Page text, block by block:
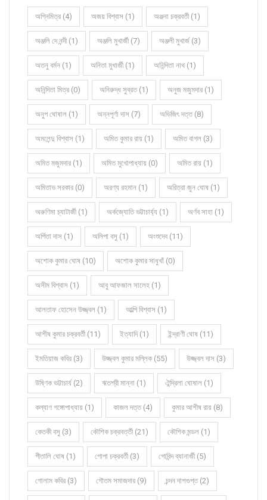
অগ্নিমিত্র (4) অজয় বিশ্বাস (1) অঞ্জনা চক্রবর্তী (1)
অঞ্জলি দে নন্দী (1) অঞ্জলি মুখার্জী (7) অঞ্জলী মুখার্জ (3)
অতনু বর্মন (1) অনিতা মুখার্জী (1) অনিন্দিতা নাথ (1)
অনিন্দিতা মিত্র (0) অনিরুদ্ধ সুব্রত (1) অনুজ মজুমদার (1)
অনুপ ঘোষাল (1) অন্নপূর্ণা দাস (7) অভিজিৎ দত্ত (8)
অমলেন্দু বিশ্বাস (1) অমিত কুমার রায় (1) অমিত বাগল (3)
অমিত মজুমদার (1) অমিত মুখোপাধ্যায় (0) অমিত রায় (1)
অমিতাভ সরকার (0) অরণ্য রহমান (1) অরিত্রা জুন ঘোষ (1)
অরুণিমা চ্যাটার্জী (1) অর্কজ্যোতি ভট্টাচার্য্য (1) অর্ণব সাহা (1)
অর্পিতা দাস (1) অলিপা বসু (1) অংশুদেব (11)
অশোক কুমার ঘোষ (10) অশোক কুমার সাধুখাঁ (0)
অসীম বিশ্বাস (1) আবু আফজাল সালেহ (1)
আলতাফ হোসেন উজ্জ্বল (1) আল্পি বিশ্বাস (1)
আশীষ কুমার চক্রবর্তী (11) ইত্যাদি (1) ইন্দ্রাণী ঘোষ (11)
ইমতিয়াজ কবির (3) উজ্জ্বল কুমার মল্লিক (55) উজ্জ্বল দাস (3)
উষ্ণিক ভট্টাচার্য (2) ঋতশ্রী মান্না (1) ঐন্দ্রিলা ঘোষাল (1)
কল্যাণ গঙ্গোপাধ্যায় (1) কাজল দত্ত (4) কুমার আশীষ রায় (8)
কেতকী বসু (3) কৌশিক চক্রবর্ত্তী (21) কৌশিক মন্ডল (1)
গীতালি ঘোষ (1) গোপা চক্রবর্তী (3) গোবিন্দ ব্যানার্জী (5)
গোলাম কবির (3) গৌতম সমাজদার (9) চন্দন দাশগুপ্ত (2)